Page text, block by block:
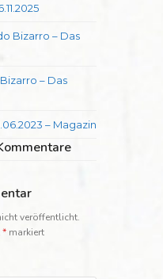
Bizarro – Das
– Das
– Magazin
veröffentlicht.
* markiert